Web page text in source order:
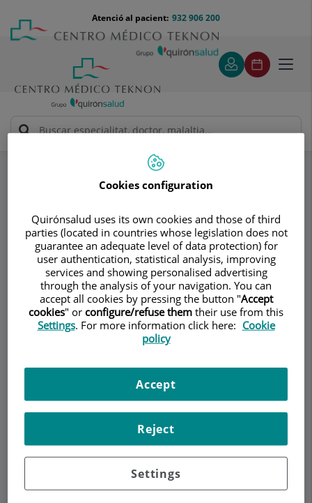
contingut
Menú
teléfono
cabecera
932 906 200
Atenció al pacient:
Tratamientos médicos estéticos
Afinamiento de mejillas mediante extracción de la "Bola
Consultori
VG VILA GROUP CLÍNIC
CIRURGIA PLÀSTICA I REPARADORA
EquipContacte
Demanar Cita
Cookies configuration
Quirónsalud uses its own cookies and those of third
parties (located in countries whose legislation does not
guarantee an adequate level of data protection) for
user authentication, statistical analysis, improving
services and showing personalised advertising
through the analysis of your navigation. You can
accept all cookies by pressing the button "Accept
cookies" or configure/refuse them their use from this
Settings. For more information click here: Cookie
policy
Settings
Reject
Accept